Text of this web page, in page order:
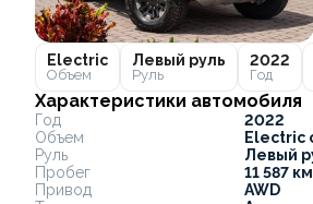
Electric
Объем
Левый руль
Руль
2022
Год
Характеристики автомобиля
Год
2022
Объем
Electric
Руль
Левый
Пробег
11 587 км
Привод
AWD